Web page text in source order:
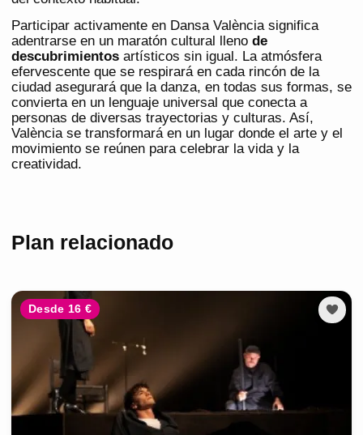
Participar activamente en Dansa València significa
adentrarse en un maratón cultural lleno de
descubrimientos artísticos sin igual. La atmósfera
efervescente que se respirará en cada rincón de la
ciudad asegurará que la danza, en todas sus formas, se
convierta en un lenguaje universal que conecta a
personas de diversas trayectorias y culturas. Así,
València se transformará en un lugar donde el arte y el
movimiento se reúnen para celebrar la vida y la
creatividad.
Plan relacionado
Desde 16 €